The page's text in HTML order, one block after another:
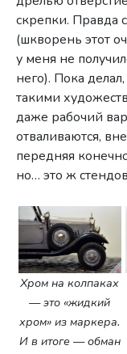
скрепки. Правда
(шкворень этот
у меня не
него). Пока
такими
даже рабочий
отваливаются,
передняя
но… это ж
Хром на колпаках
— это «жидкий
хром» из маркера.
И в итоге — обман